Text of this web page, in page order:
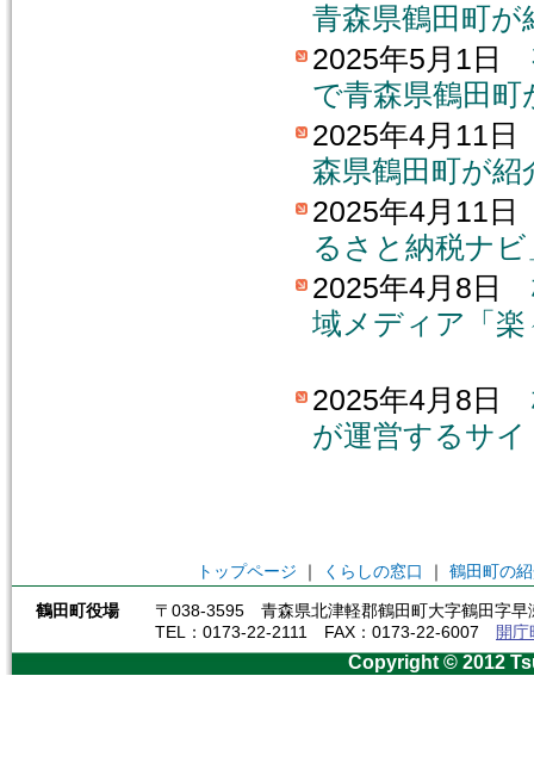
青森県鶴田町
2025年5月1日
で青森県鶴田
2025年4月11
森県鶴田町が
2025年4月11
るさと納税ナ
2025年4月8日
域メディア「
2025年4月8日
が運営するサ
トップページ ｜ くらしの窓口 ｜ 鶴田町の
鶴田町役場
〒038-3595 青森県北津軽郡鶴田町大字鶴田字早
TEL：0173-22-2111 FAX：0173-22-6007
開
Copyright © 2012